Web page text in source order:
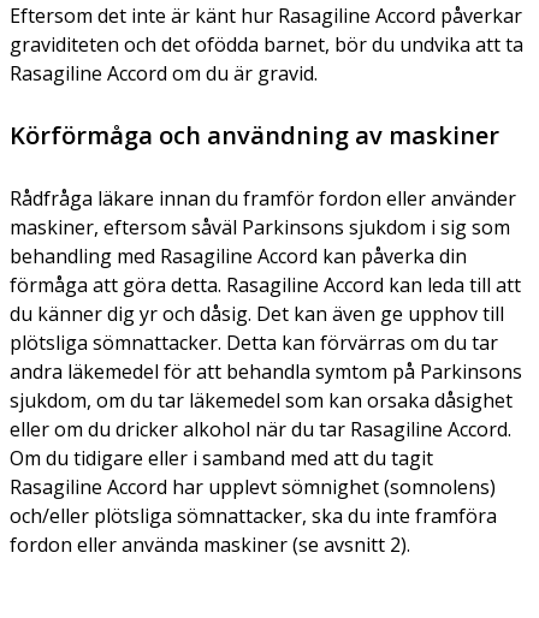
Eftersom det inte är känt hur Rasagiline Accord påverkar
graviditeten och det ofödda barnet, bör du undvika att ta
Rasagiline Accord om du är gravid.
Körförmåga och användning av maskiner
Rådfråga läkare innan du framför fordon eller använder
maskiner, eftersom såväl Parkinsons sjukdom i sig som
behandling med Rasagiline Accord kan påverka din
förmåga att göra detta. Rasagiline Accord kan leda till att
du känner dig yr och dåsig. Det kan även ge upphov till
plötsliga sömnattacker. Detta kan förvärras om du tar
andra läkemedel för att behandla symtom på Parkinsons
sjukdom, om du tar läkemedel som kan orsaka dåsighet
eller om du dricker alkohol när du tar Rasagiline Accord.
Om du tidigare eller i samband med att du tagit
Rasagiline Accord har upplevt sömnighet (somnolens)
och/eller plötsliga sömnattacker, ska du inte framföra
fordon eller använda maskiner (se avsnitt 2).